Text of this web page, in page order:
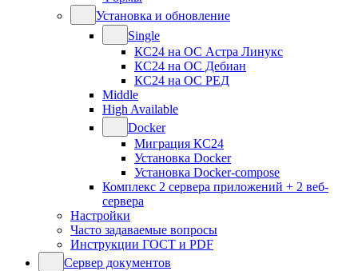
Установка и обновление
Single
КС24 на ОС Астра Линукс
КС24 на ОС Дебиан
КС24 на ОС РЕД
Middle
High Available
Docker
Миграция КС24
Установка Docker
Установка Docker-compose
Комплекс 2 сервера приложений + 2 веб-
сервера
Настройки
Часто задаваемые вопросы
Инструкции ГОСТ и PDF
Сервер документов